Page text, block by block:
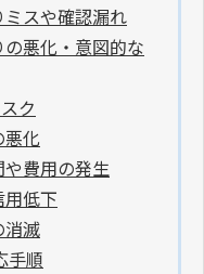
スや確認漏れ
悪化・意図的な
ク
悪化
費用の発生
低下
消滅
手順